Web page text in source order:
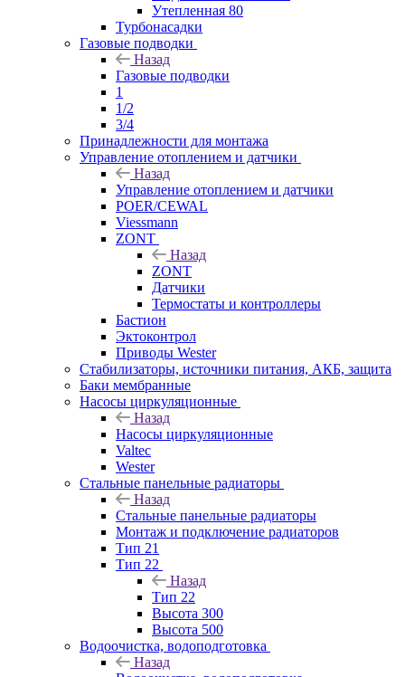
Утепленная 80
Турбонасадки
Газовые подводки
Назад
Газовые подводки
1
1/2
3/4
Принадлежности для монтажа
Управление отоплением и датчики
Назад
Управление отоплением и датчики
POER/CEWAL
Viessmann
ZONT
Назад
ZONT
Датчики
Термостаты и контроллеры
Бастион
Эктоконтрол
Приводы Wester
Стабилизаторы, источники питания, АКБ, защита
Баки мембранные
Насосы циркуляционные
Назад
Насосы циркуляционные
Valtec
Wester
Стальные панельные радиаторы
Назад
Стальные панельные радиаторы
Монтаж и подключение радиаторов
Тип 21
Тип 22
Назад
Тип 22
Высота 300
Высота 500
Водоочистка, водоподготовка
Назад